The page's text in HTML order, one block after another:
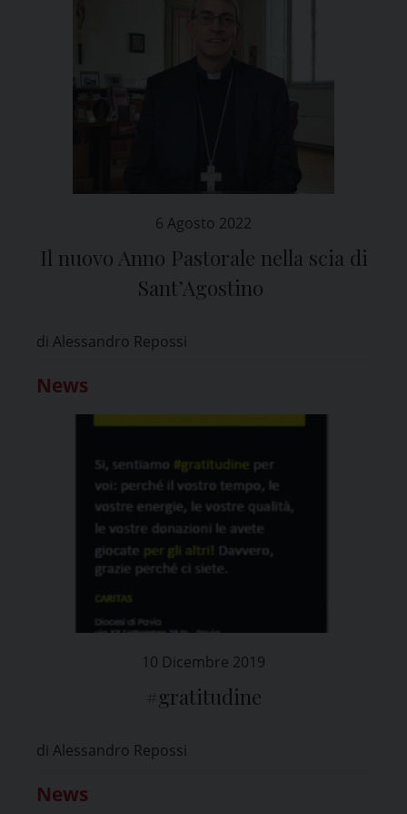
6 Agosto 2022
Il nuovo Anno Pastorale nella scia di
Sant’Agostino
di Alessandro Repossi
News
10 Dicembre 2019
#gratitudine
di Alessandro Repossi
News